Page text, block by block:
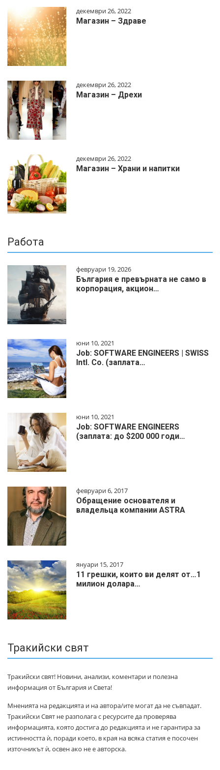
декември 26, 2022
Магазин – Здраве
декември 26, 2022
Магазин – Дрехи
декември 26, 2022
Магазин – Храни и напитки
Работа
февруари 19, 2026
България е превърната не само в
корпорация, акцион…
юни 10, 2021
Job: SOFTWARE ENGINEERS | SWISS
Intl. Co. (заплата…
юни 10, 2021
Job: SOFTWARE ENGINEERS
(заплата: до $200 000 годи…
февруари 6, 2017
Обращение основателя и
владельца компании ASTRA
януари 15, 2017
11 грешки, които ви делят от…1
милиoн дoлapa…
Тракийски свят
Тракийски свят! Новини, анализи, коментари и полезна
информация от България и Света!
Мненията на редакцията и на автора/ите могат да не съвпадат.
Тракийски Свят не разполага с ресурсите да проверява
информацията, която достига до редакцията и не гарантира за
истинността ѝ, поради което, в края на всяка статия е посочен
източникът ѝ, освен ако не е авторска.